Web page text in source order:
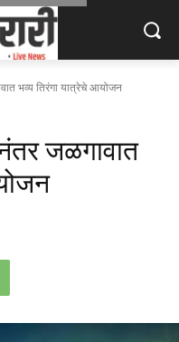
भव्य तिरंगा यात्रेचे आयोजन
जळगावात